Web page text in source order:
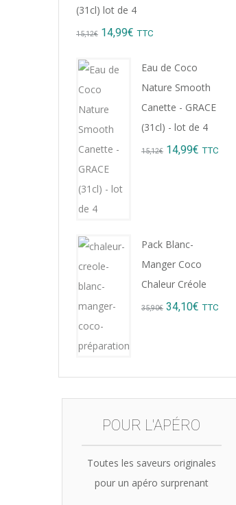
(31cl) lot de 4
15,12€ Original
was:
14,99€ Current
TTC
Eau de Coco
Nature Smooth
Canette - GRACE
(31cl) - lot de 4
15,12€ Original
14,99€ Current
TTC
Pack Blanc-
Manger Coco
Chaleur Créole
35,90€ Original
35,90€.
34,10€ Current
34,10€.
TTC
POUR L'APÉRO
Toutes les saveurs originales
pour un apéro surprenant